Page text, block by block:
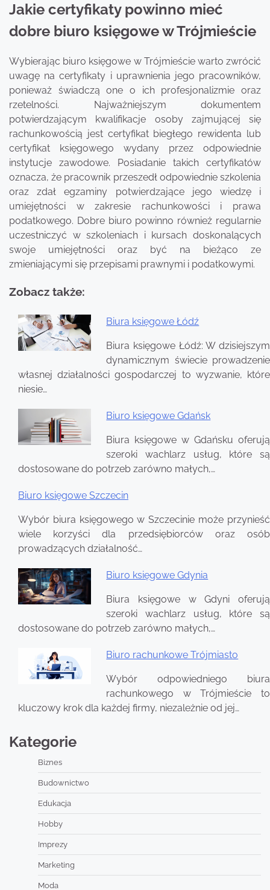
Jakie certyfikaty powinno mieć
dobre biuro księgowe w Trójmieście
Wybierając biuro księgowe w Trójmieście warto zwrócić
uwagę na certyfikaty i uprawnienia jego pracowników,
ponieważ świadczą one o ich profesjonalizmie oraz
rzetelności. Najważniejszym dokumentem
potwierdzającym kwalifikacje osoby zajmującej się
rachunkowością jest certyfikat biegłego rewidenta lub
certyfikat księgowego wydany przez odpowiednie
instytucje zawodowe. Posiadanie takich certyfikatów
oznacza, że pracownik przeszedł odpowiednie szkolenia
oraz zdał egzaminy potwierdzające jego wiedzę i
umiejętności w zakresie rachunkowości i prawa
podatkowego. Dobre biuro powinno również regularnie
uczestniczyć w szkoleniach i kursach doskonalących
swoje umiejętności oraz być na bieżąco ze
zmieniającymi się przepisami prawnymi i podatkowymi.
Zobacz także:
Biura księgowe Łódź
Biura księgowe Łódź: W dzisiejszym
dynamicznym świecie prowadzenie
własnej działalności gospodarczej to wyzwanie, które
niesie…
Biuro księgowe Gdańsk
Biura księgowe w Gdańsku oferują
szeroki wachlarz usług, które są
dostosowane do potrzeb zarówno małych,…
Biuro księgowe Szczecin
Wybór biura księgowego w Szczecinie może przynieść
wiele korzyści dla przedsiębiorców oraz osób
prowadzących działalność…
Biuro księgowe Gdynia
Biura księgowe w Gdyni oferują
szeroki wachlarz usług, które są
dostosowane do potrzeb zarówno małych,…
Biuro rachunkowe Trójmiasto
Wybór odpowiedniego biura
rachunkowego w Trójmieście to
kluczowy krok dla każdej firmy, niezależnie od jej…
Nawigacja
Kategorie
Biznes
Budownictwo
Edukacja
Hobby
Imprezy
Marketing
Moda